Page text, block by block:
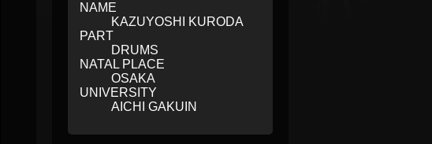
NAME
KAZUYOSHI KURODA
PART
DRUMS
NATAL PLACE
OSAKA
UNIVERSITY
AICHI GAKUIN